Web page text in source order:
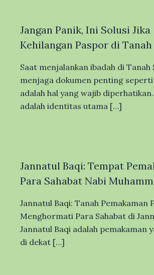
Jangan Panik, Ini Solusi Jika
Kehilangan Paspor di Tanah
Saat menjalankan ibadah di Tanah
menjaga dokumen penting
adalah hal yang wajib
adalah identitas utama […]
Jannatul Baqi: Tempat
Jannatul Baqi: Tanah Pemakaman
Menghormati Para Sahabat di
Jannatul Baqi adalah pemakaman
di dekat […]